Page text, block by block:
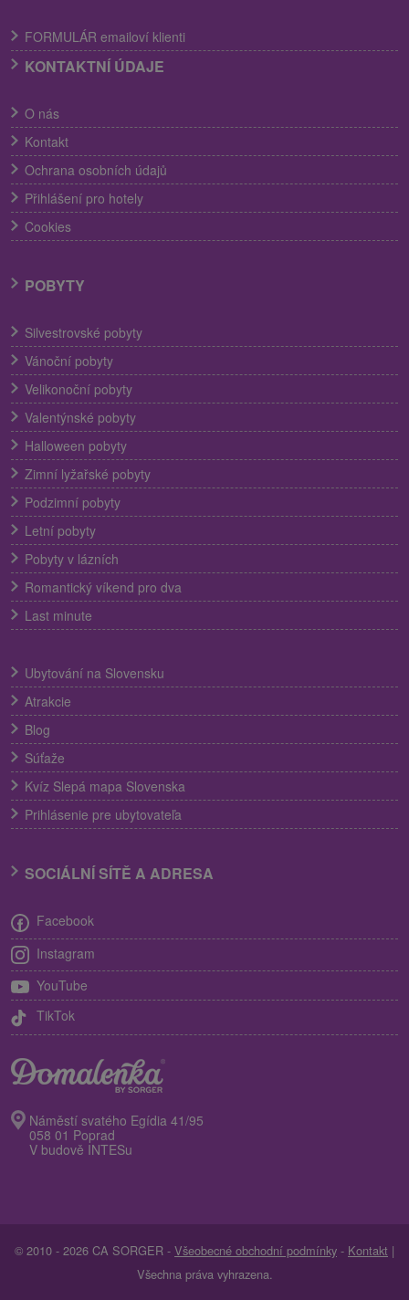
FORMULÁR emailoví klienti
KONTAKTNÍ ÚDAJE
O nás
Kontakt
Ochrana osobních údajů
Přihlášení pro hotely
Cookies
POBYTY
Silvestrovské pobyty
Vánoční pobyty
Velikonoční pobyty
Valentýnské pobyty
Halloween pobyty
Zimní lyžařské pobyty
Podzimní pobyty
Letní pobyty
Pobyty v lázních
Romantický víkend pro dva
Last minute
Ubytování na Slovensku
Atrakcie
Blog
Súťaže
Kvíz Slepá mapa Slovenska
Prihlásenie pre ubytovateľa
SOCIÁLNÍ SÍTĚ A ADRESA
Facebook
Instagram
YouTube
TikTok
Náměstí svatého Egídia 41/95
058 01 Poprad
V budově INTESu
© 2010 - 2026 CA SORGER - Všeobecné obchodní podmínky - Kontakt |
Všechna práva vyhrazena.